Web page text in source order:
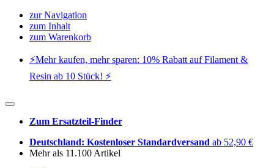
zur Navigation
zum Inhalt
zum Warenkorb
⚡️Mehr kaufen, mehr sparen: 10% Rabatt auf Filament &
Resin ab 10 Stück! ⚡️
Zum Ersatzteil-Finder
Deutschland: Kostenloser Standardversand ab 52,90 €
Mehr als 11.100 Artikel